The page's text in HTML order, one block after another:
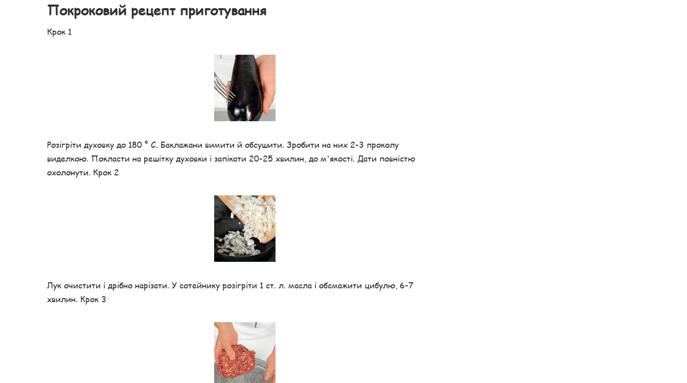
Покроковий рецепт приготування
Крок 1
Розігріти духовку до 180 ° С. Баклажани вимити й обсушити. Зробити на них 2-3 проколу
виделкою. Покласти на решітку духовки і запікати 20-25 хвилин, до м'якості. Дати повністю
охолонути. Крок 2
Лук очистити і дрібно нарізати. У сотейнику розігріти 1 ст. л. масла і обсмажити цибулю, 6-7
хвилин. Крок 3